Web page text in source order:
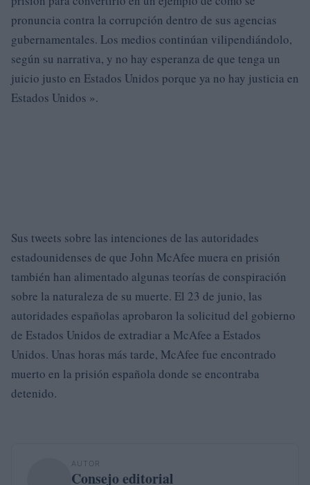
pronuncia contra la corrupción dentro de sus agencias
gubernamentales. Los medios continúan vilipendiándolo,
según su narrativa, y no hay esperanza de que tenga un
juicio justo en Estados Unidos porque ya no hay justicia en
Estados Unidos ».
Sus tweets sobre las intenciones de las autoridades
estadounidenses de que John McAfee muera en prisión
también han alimentado algunas teorías de conspiración
sobre la naturaleza de su muerte. El 23 de junio, las
autoridades españolas aprobaron la solicitud del gobierno
de Estados Unidos de extradiar a McAfee a Estados
Unidos. Unas horas más tarde, McAfee fue encontrado
muerto en la prisión española donde se encontraba
detenido.
AUTOR
Consejo editorial